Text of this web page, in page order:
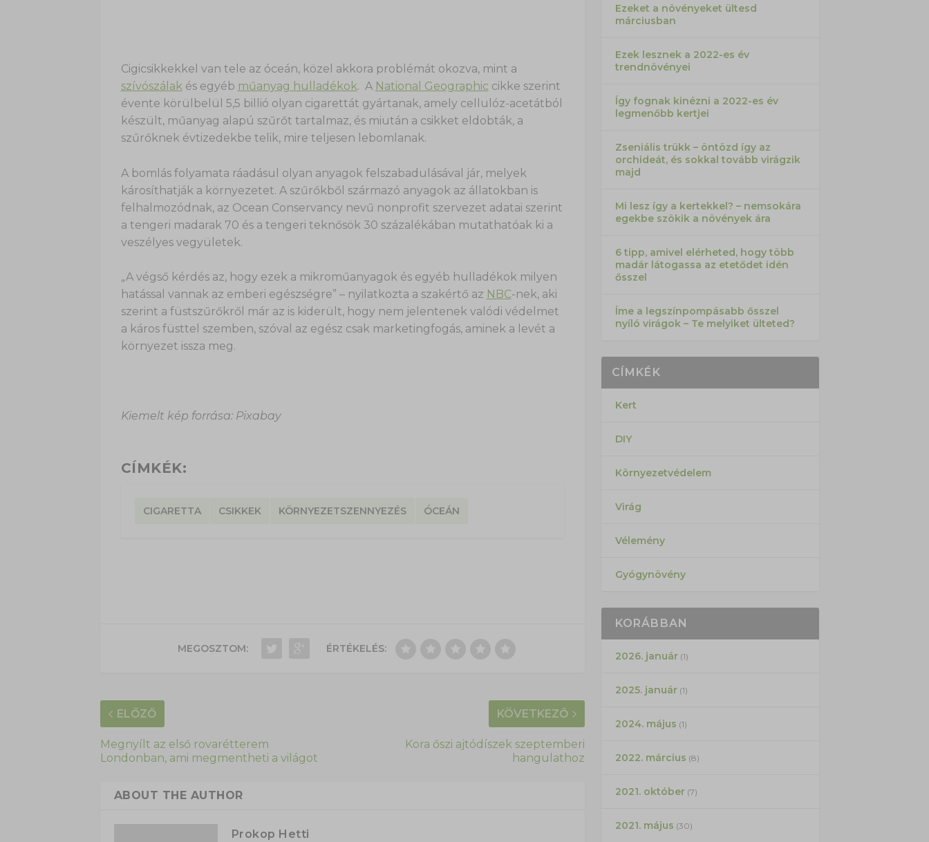
Cigicsikkekkel van tele az óceán, közel akkora problémát okozva, mint a
szívószálakés egyéb műanyag hulladékok. A National Geographic cikke szerint
évente körülbelül 5,5 billió olyan cigarettát gyártanak, amely cellulóz-acetátból
készült, műanyag alapú szűrőt tartalmaz, és miután a csikket eldobták, a
szűrőknek évtizedekbe telik, mire teljesen lebomlanak.
A bomlás folyamata ráadásul olyan anyagok felszabadulásával jár, melyek
károsíthatják a környezetet. A szűrőkből származó anyagok az állatokban is
felhalmozódnak, az Ocean Conservancy nevű nonprofit szervezet adatai szerint
a tengeri madarak 70 és a tengeri teknősök 30 százalékában mutathatóak ki a
veszélyes vegyületek.
„A végső kérdés az, hogy ezek a mikroműanyagok és egyéb hulladékok milyen
hatással vannak az emberi egészségre” – nyilatkozta a szakértő az NBC-nek, aki
szerint a füstszűrőkről már az is kiderült, hogy nem jelentenek valódi védelmet
a káros füsttel szemben, szóval az egész csak marketingfogás, aminek a levét a
környezet issza meg.
Kiemelt kép forrása: Pixabay
CÍMKÉK:
CIGARETTA CSIKKEK KÖRNYEZETSZENNYEZÉS ÓCEÁN
MEGOSZTOM: ÉRTÉKELÉS:
ELŐZŐ
Megnyílt az első rovarétterem
Londonban, ami megmentheti a világot
KÖVETKEZŐ
Kora őszi ajtódíszek szeptemberi
hangulathoz
ABOUT THE AUTHOR
Prokop Hetti
Ezeket a növényeket ültesd
márciusban
Ezek lesznek a 2022-es év
trendnövényei
Így fognak kinézni a 2022-es év
legmenőbb kertjei
Zseniális trükk – öntözd így az
orchideát, és sokkal tovább virágzik
majd
Mi lesz így a kertekkel? – nemsokára
egekbe szökik a növények ára
6 tipp, amivel elérheted, hogy több
madár látogassa az etetődet idén
ősszel
Íme a legszínpompásabb ősszel
nyíló virágok – Te melyiket ülteted?
CÍMKÉK
Kert
DIY
Környezetvédelem
Virág
Vélemény
Gyógynövény
KORÁBBAN
2026. január(1)
2025. január(1)
2024. május (1)
2022. március (8)
2021. október(7)
2021. május (30)